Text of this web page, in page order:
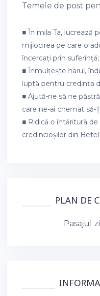
Temele de post
■ În mila Ta, lucrează
mijlocirea pe care o
încercați prin suferință;
■ Înmulțește harul,
luptă pentru credința
■ Ajută-ne să ne
care ne-ai chemat să-
■ Ridică o întăritură de
credincioșilor din
PLAN DE
Pasajul